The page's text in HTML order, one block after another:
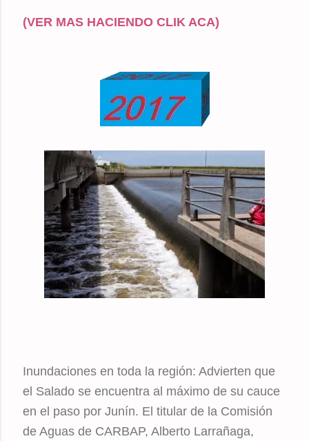
(VER MAS HACIENDO CLIK ACA)
Inundaciones en toda la región: Advierten que
el Salado se encuentra al máximo de su cauce
en el paso por Junín. El titular de la Comisión
de Aguas de CARBAP, Alberto Larrañaga,